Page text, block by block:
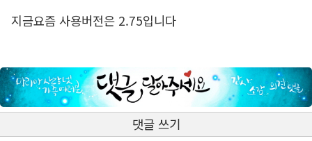
지금요즘 사용버전은 2.75입니다
댓글 쓰기